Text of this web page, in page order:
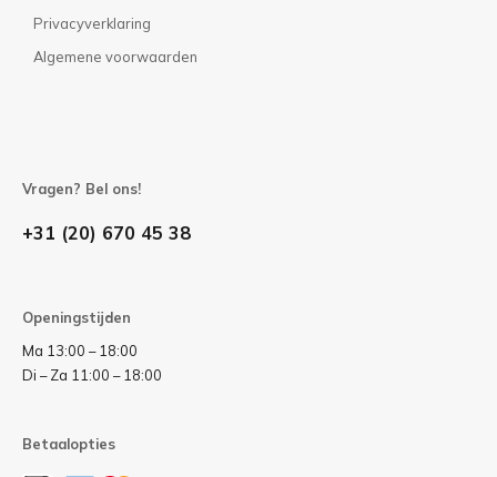
Privacyverklaring
Algemene voorwaarden
Vragen? Bel ons!
+31 (20) 670 45 38
Openingstijden
Ma 13:00 – 18:00
Di – Za 11:00 – 18:00
Betaalopties